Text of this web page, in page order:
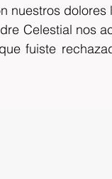
nuestros
Celestial nos
fuiste